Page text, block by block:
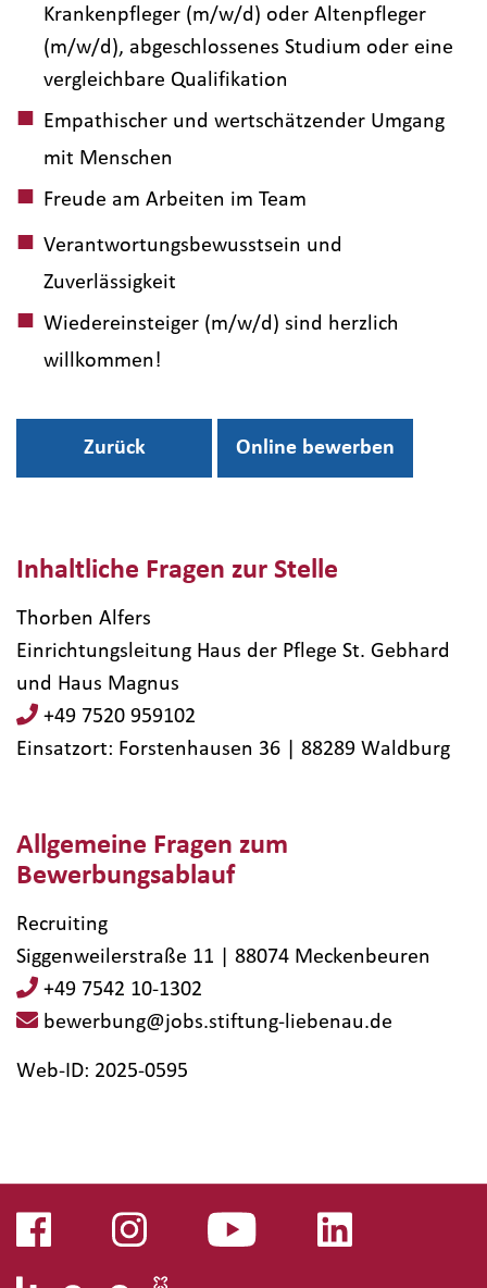
Krankenpfleger (m/w/d) oder Altenpfleger
(m/w/d), abgeschlossenes Studium oder eine
vergleichbare Qualifikation
Empathischer und wertschätzender Umgang
mit Menschen
Freude am Arbeiten im Team
Verantwortungsbewusstsein und
Zuverlässigkeit
Wiedereinsteiger (m/w/d) sind herzlich
willkommen!
Inhaltliche Fragen zur Stelle
Thorben Alfers
Einrichtungsleitung Haus der Pflege St. Gebhard
und Haus Magnus
+49 7520 959102
Einsatzort: Forstenhausen 36 | 88289​ Waldburg
Allgemeine Fragen zum
Bewerbungsablauf
Recruiting
Siggenweilerstraße 11 | 88074 Meckenbeuren
+49 7542 10-1302
bewerbung@jobs.stiftung-liebenau.de
Web-ID: 2025-0595
Zurück Online bewerben